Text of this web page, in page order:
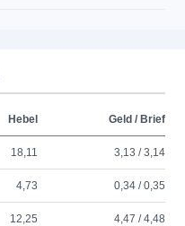
Hebel Geld / Brief
18,11 3,13 / 3,14
4,73 0,34 / 0,35
12,25 4,47 / 4,48